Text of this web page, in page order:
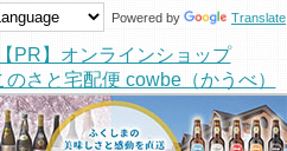
Powered by Translate
【PR】オンラインショップ
のさと宅配便 cowbe（かうべ）